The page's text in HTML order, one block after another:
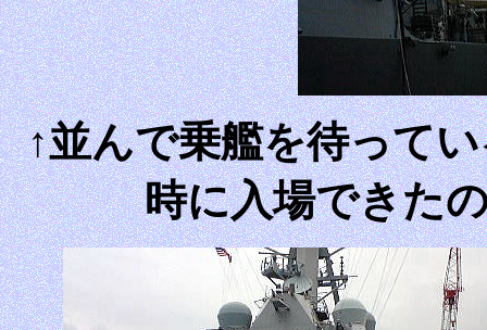
↑並んで乗艦を待って
時に入場できた